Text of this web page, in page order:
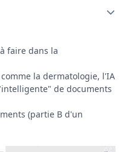
faire dans la
la dermatologie, l'IA
de documents
(partie B d'un